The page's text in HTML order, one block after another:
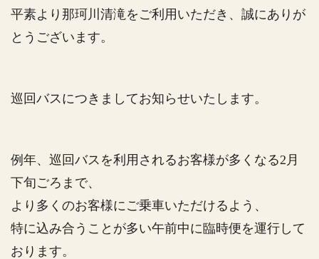
平素より那珂川清滝をご利用いただき、誠にありが
とうございます。
巡回バスにつきましてお知らせいたします。
例年、巡回バスを利用されるお客様が多くなる2月
下旬ごろまで、
より多くのお客様にご乗車いただけるよう、
特に込み合うことが多い午前中に臨時便を運行して
おります。